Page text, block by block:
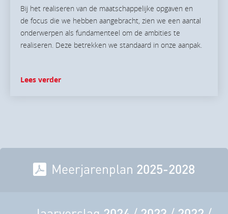
Bij het realiseren van de maatschappelijke opgaven en
de focus die we hebben aangebracht, zien we een aantal
onderwerpen als fundamenteel om de ambities te
realiseren. Deze betrekken we standaard in onze aanpak.
Lees verder
Meerjarenplan 2025-2028